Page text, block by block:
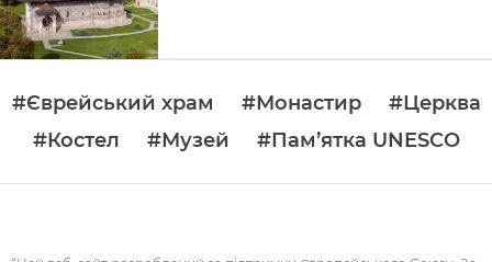
#Єврейський храм #Монастир
#Церква
#Костел
#Музей #Пам’ятка UNESCO